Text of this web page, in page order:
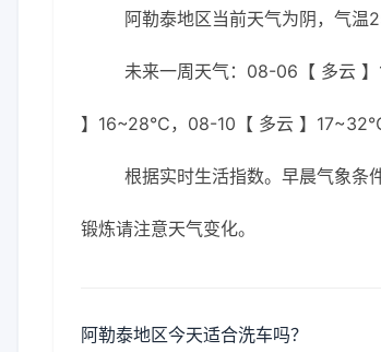
阿勒泰地区当前天气为阴，气
未来一周天气：08-06【 多云
】16~28℃，08-10【 多云 】
根据实时生活指数。早晨气象条
锻炼请注意天气变化。
阿勒泰地区今天适合洗车吗？